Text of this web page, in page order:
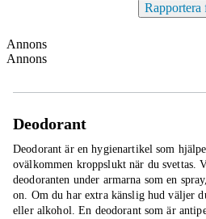
Rapportera
Annons
Annons
Deodorant
Deodorant är en hygienartikel som
ovälkommen kroppslukt när du svettas.
deodoranten under armarna som en
on. Om du har extra känslig hud väljer
eller alkohol. En deodorant som är